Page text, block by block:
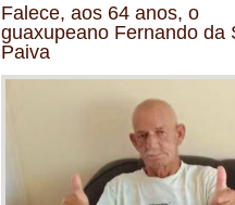
Falece, aos 64 anos, o
guaxupeano Fernando da
Paiva